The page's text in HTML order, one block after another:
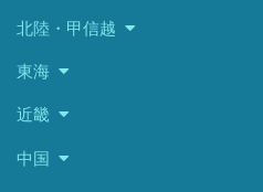
北陸・甲信越
東海
近畿
中国